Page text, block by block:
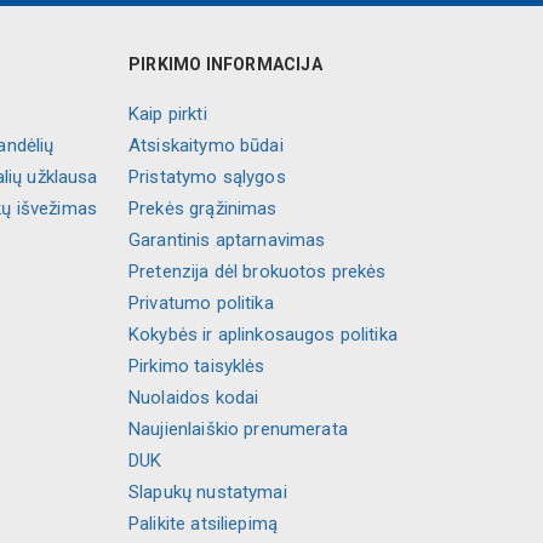
užklausa
išvežimas
PIRKIMO INFORMACIJA
Kaip pirkti
Atsiskaitymo būdai
Pristatymo sąlygos
Prekės grąžinimas
Garantinis aptarnavimas
Pretenzija dėl brokuotos prekės
Privatumo politika
Kokybės ir aplinkosaugos politika
Pirkimo taisyklės
Nuolaidos kodai
Naujienlaiškio prenumerata
DUK
Slapukų nustatymai
Palikite atsiliepimą